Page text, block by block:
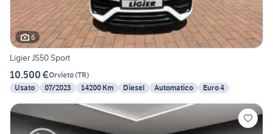
6
Ligier JS50 Sport
10.500 €Orvieto(TR)
Usato
07/2023 14200 Km Diesel Automatico Euro 4